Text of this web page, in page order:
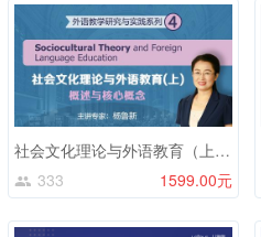
社会文化理论与外语教育（上）：概述与核心概念
333
1599.00元